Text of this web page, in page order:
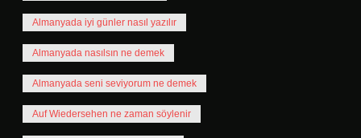
Almanyada iyi günler nasıl yazılır
Almanyada nasılsın ne demek
Almanyada seni seviyorum ne demek
Auf Wiedersehen ne zaman söylenir